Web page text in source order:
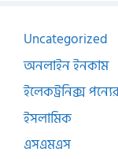
Uncategorized
অনলাইন ইনকাম
ইলেকট্রনিক্স
ইসলামিক
এসএমএস